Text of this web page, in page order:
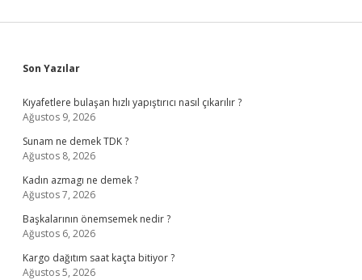
Sidebar
Son Yazılar
Kıyafetlere bulaşan hızlı yapıştırıcı nasıl çıkarılır ?
Ağustos 9, 2026
Sunam ne demek TDK ?
Ağustos 8, 2026
Kadın azmagı ne demek ?
Ağustos 7, 2026
Başkalarının önemsemek nedir ?
Ağustos 6, 2026
Kargo dağıtım saat kaçta bitiyor ?
Ağustos 5, 2026